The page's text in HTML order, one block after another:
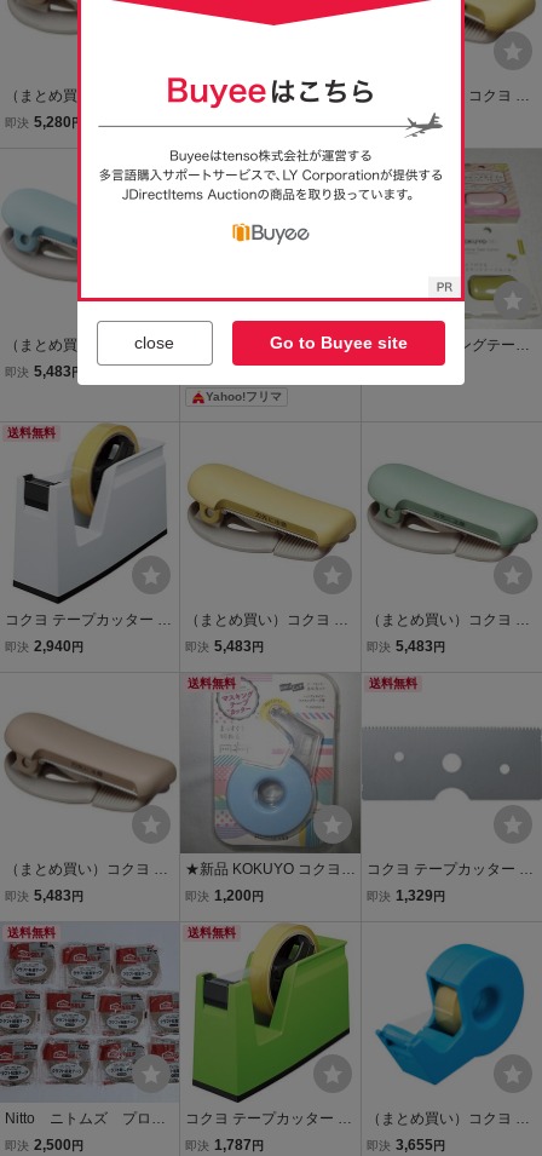
（まとめ買い）コクヨ テ
ープカッター カルカット
m幅用 パステルブラウンT
-SM400LS〔×10〕
即決 5,280 円
（まとめ買い）コクヨ テ
m幅用 パステルグリーンT
-SM400LG〔×10〕
5,280
（まとめ買い）コクヨ テ
ープカッター カルカット
クリップタイプ 10～15m
m幅用 パステルイエローT
-SM400LY〔×10〕
5,280円
（まとめ買い）コクヨ テ
ープカッター カルカット
クリップタイプ 20～25m
401LB 〔×10〕
即決 5,483 円
送料無料
コクヨ カルカット クリッ
プ マスキングテープカッ
ター ＆ マスキングテープ
Yahoo!フリマ
送料無料
コクヨ マスキングテープ
カッター クリップタイプ
KOKUYO ME ピンク グリ
送料無料
コクヨ テープカッター カ
ルカット 白 T-SM100Wo
即決 2,940 円
（まとめ買い）コクヨ テ
ープカッター カルカット
m幅用 パステルイエローT
-SM401LY〔×10〕
即決 5,483 円
（まとめ買い）コクヨ テ
ープカッター カルカット
m幅用 パステルグリーンT
即決 5,483 円
（まとめ買い）コクヨ テ
ープカッター カルカット
m幅用パステルブラウン T
-SM401LS〔×10〕
即決 5,483 円
送料無料
★新品 KOKUYO コクヨ
テープカッター カルカッ
ープ用 青 T-SM300-1LB
独自の特殊加工刃 まっす
ぐキレイに切れる★
即決 1,200 円
送料無料
コクヨ テープカッター カ
ルカット用 替刃 T-SHA1
即決 1,329円
送料無料
Nitto ニトムズ プロセ
ルフ クラフト粘着テー
即決 2,500 円
送料無料
コクヨ テープカッター カ
ルカット 緑 T-SM100G
即決 1,787 円
（まとめ買い）コクヨ テ
ープカッター カルカット
即決 3,655円
close Go to Buyee site